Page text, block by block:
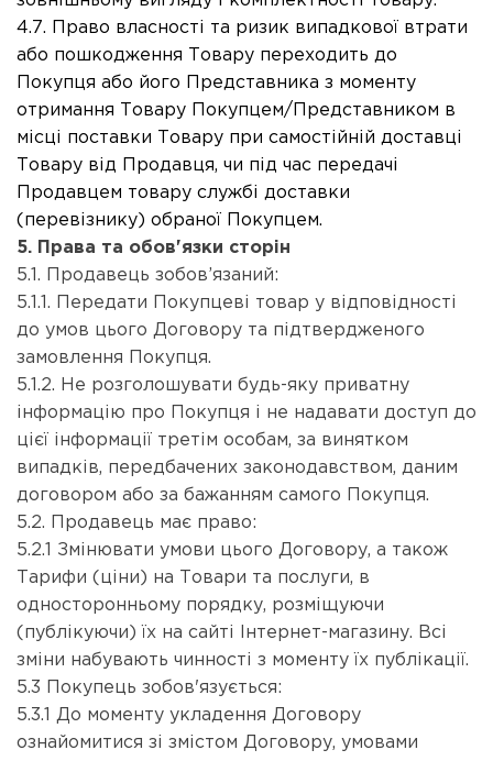
4.7. Право власності та ризик випадкової втрати
або пошкодження Товару переходить до
Покупця або його Представника з моменту
отримання Товару Покупцем/Представником в
місці поставки Товару при самостійній доставці
Товару від Продавця, чи під час передачі
Продавцем товару службі доставки
(перевізнику) обраної Покупцем.
5. Права та обов'язки сторін
5.1. Продавець зобов’язаний:
5.1.1. Передати Покупцеві товар у відповідності
до умов цього Договору та підтвердженого
замовлення Покупця.
5.1.2. Не розголошувати будь-яку приватну
інформацію про Покупця і не надавати доступ до
цієї інформації третім особам, за винятком
випадків, передбачених законодавством, даним
договором або за бажанням самого Покупця.
5.2. Продавець має право:
5.2.1 Змінювати умови цього Договору, а також
Тарифи (ціни) на Товари та послуги, в
односторонньому порядку, розміщуючи
(публікуючи) їх на сайті Інтернет-магазину. Всі
зміни набувають чинності з моменту їх публікації.
5.3 Покупець зобов'язується:
5.3.1 До моменту укладення Договору
ознайомитися зі змістом Договору, умовами